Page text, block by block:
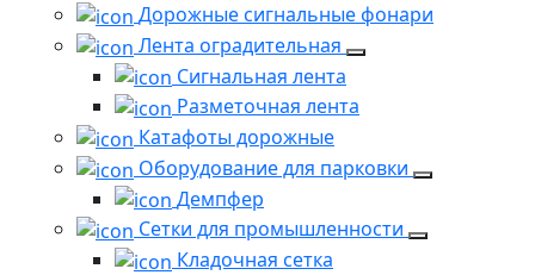
Дорожные сигнальные фонари
Лента оградительная
Сигнальная лента
Разметочная лента
Катафоты дорожные
Оборудование для парковки
Демпфер
Сетки для промышленности
Кладочная сетка